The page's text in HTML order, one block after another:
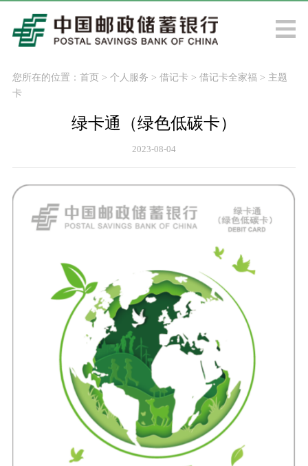
您所在的位置： 首页> 个人服务 > 借记卡 > 借记卡全家福 > 主题
卡
绿卡通（绿色低碳卡）
2023-08-04